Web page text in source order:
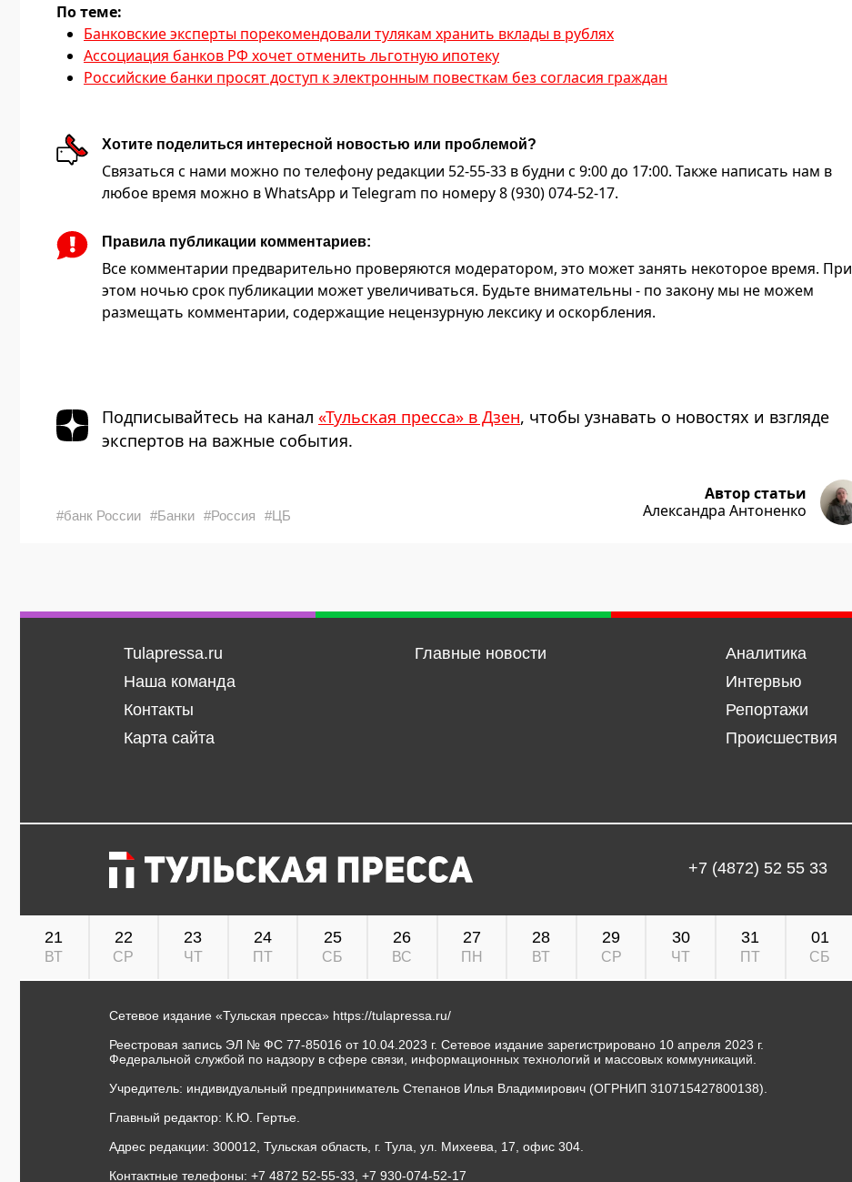
По теме:
Банковские эксперты порекомендовали тулякам хранить вклады в рублях
Ассоциация банков РФ хочет отменить льготную ипотеку
Российские банки просят доступ к электронным повесткам без согласия граждан
Хотите поделиться интересной новостью или проблемой?
Связаться с нами можно по телефону редакции 52-55-33 в будни с 9:00 до 17:00. Также написать нам в
любое время можно в WhatsApp и Telegram по номеру 8 (930) 074-52-17.
Правила публикации комментариев:
Все комментарии предварительно проверяются модератором, это может занять некоторое время. При
этом ночью срок публикации может увеличиваться. Будьте внимательны - по закону мы не можем
размещать комментарии, содержащие нецензурную лексику и оскорбления.
Подписывайтесь на канал «Тульская пресса» в Дзен, чтобы узнавать о новостях и взгляде
экспертов на важные события.
#банк России #Банки #Россия #ЦБ
Автор статьи
Александра Антоненко
Tulapressa.ru
Наша команда
Контакты
Карта сайта
Главные новости
Аналитика
Интервью
Репортажи
Происшествия
+7 (4872) 52 55 33
21
ВТ
22
СР
23
ЧТ
24
ПТ
25
СБ
26
ВС
27
ПН
28
ВТ
29
СР
30
ЧТ
31
ПТ
01
СБ
Сетевое издание «Тульская пресса» https://tulapressa.ru/
Реестровая запись ЭЛ № ФС 77-85016 от 10.04.2023 г. Сетевое издание зарегистрировано 10 апреля 2023 г.
Федеральной службой по надзору в сфере связи, информационных технологий и массовых коммуникаций.
Учредитель: индивидуальный предприниматель Степанов Илья Владимирович (ОГРНИП 310715427800138).
Главный редактор: К.Ю. Гертье.
Адрес редакции: 300012, Тульская область, г. Тула, ул. Михеева, 17, офис 304.
Контактные телефоны: +7 4872 52-55-33, +7 930-074-52-17